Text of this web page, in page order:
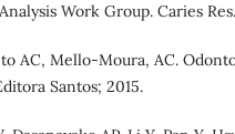
Work Group. Caries
AC, Mello-Moura, AC.
Santos; 2015.